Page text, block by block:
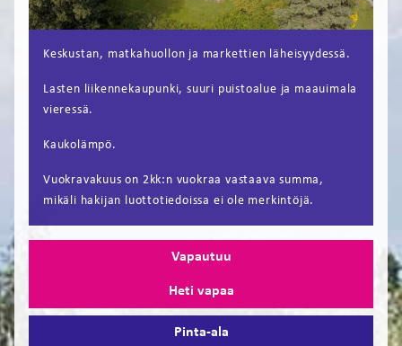
Keskustan, matkahuollon ja markettien läheisyydessä.
Lasten liikennekaupunki, suuri puistoalue ja maauimala
vieressä.
Kaukolämpö.
Vuokravakuus on 2kk:n vuokraa vastaava summa,
mikäli hakijan luottotiedoissa ei ole merkintöjä.
Vapautuu
Heti vapaa
Pinta-ala